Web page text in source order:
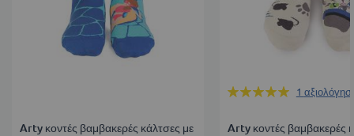
Arty κοντές βαμβακερές κάλτσες με
Βαθμολογία:
1
Arty κοντές βαμβακερές